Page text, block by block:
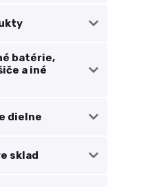
batérie,
a iné
dielne
sklad